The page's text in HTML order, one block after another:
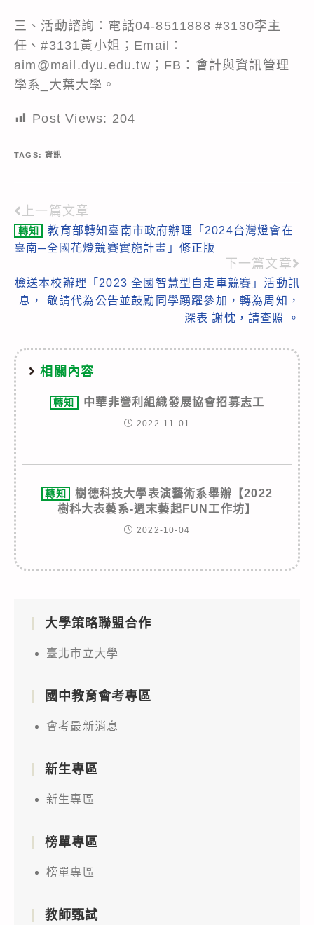
三、活動諮詢：電話04-8511888 #3130李主
任、#3131黃小姐；Email：
aim@mail.dyu.edu.tw；FB：會計與資訊管理
學系_大葉大學。
Post Views: 204
TAGS:資訊
Read
more
上一篇文章
轉知
教育部轉知臺南市政府辦理「2024台灣燈會在
臺南─全國花燈競賽實施計畫」修正版
下一篇文章
檢送本校辦理「2023 全國智慧型自走車競賽」活動訊
息， 敬請代為公告並鼓勵同學踴躍參加，轉為周知，
深表 謝忱，請查照 。
相關內容
轉知 中華非營利組織發展協會招募志工
2022-11-01
轉知
樹德科技大學表演藝術系舉辦【2022
樹科大表藝系-週末藝起FUN工作坊】
2022-10-04
大學策略聯盟合作
臺北市立大學
國中教育會考專區
會考最新消息
新生專區
新生專區
榜單專區
榜單專區
教師甄試